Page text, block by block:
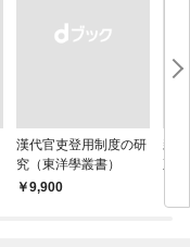
漢代官吏登用制度の研
究（東洋學叢書）
￥9,900
親
直